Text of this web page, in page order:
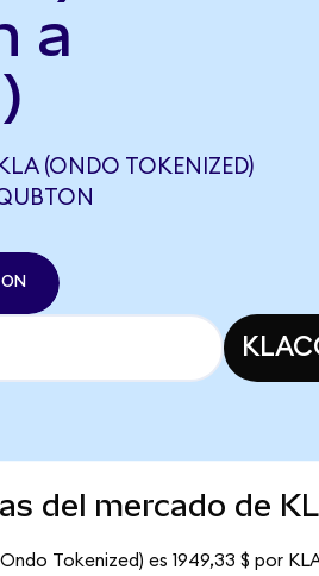
a
(ONDO TOKENIZED)
del mercado de
Tokenized) es 1949,33 $ por